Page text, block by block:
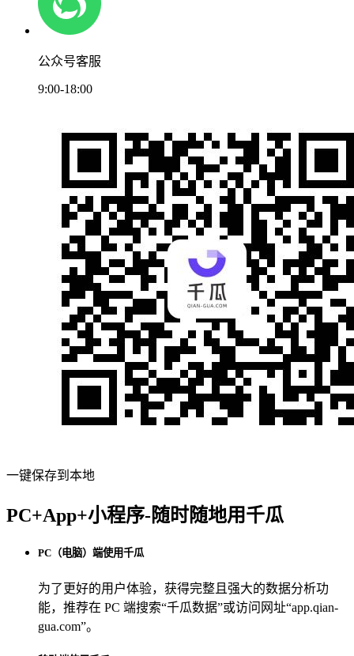
公众号客服
9:00-18:00
一键保存到本地
PC+App+小程序-随时随地用千瓜
PC（电脑）端使用千瓜
为了更好的用户体验，获得完整且强大的数据分析功
能，推荐在 PC 端搜索“千瓜数据”或访问网址“app.qian-
gua.com”。